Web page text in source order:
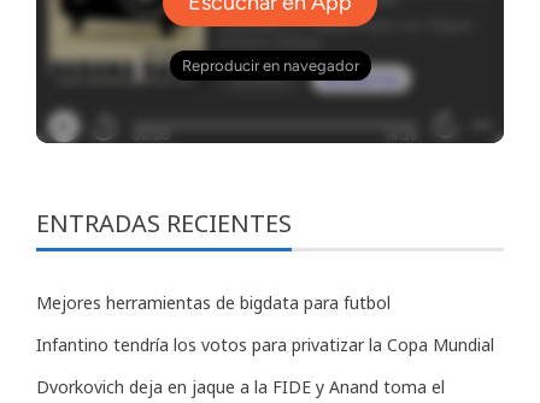
ENTRADAS RECIENTES
Mejores herramientas de bigdata para futbol
Infantino tendría los votos para privatizar la Copa Mundial
Dvorkovich deja en jaque a la FIDE y Anand toma el